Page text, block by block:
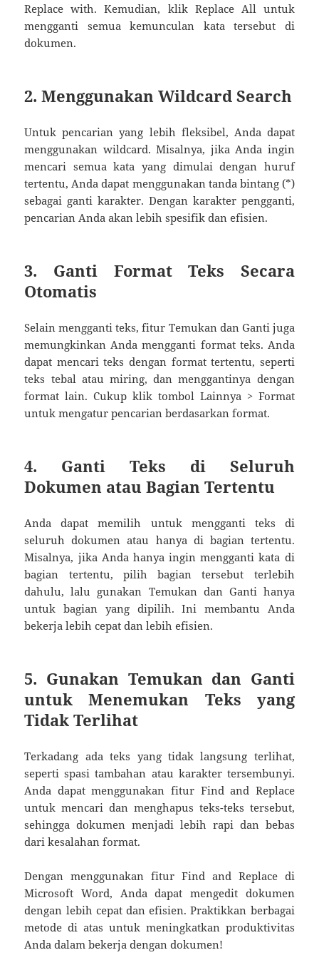
Replace with. Kemudian, klik Replace All untuk
mengganti semua kemunculan kata tersebut di
dokumen.
2. Menggunakan Wildcard Search
Untuk pencarian yang lebih fleksibel, Anda dapat
menggunakan wildcard. Misalnya, jika Anda ingin
mencari semua kata yang dimulai dengan huruf
tertentu, Anda dapat menggunakan tanda bintang (*)
sebagai ganti karakter. Dengan karakter pengganti,
pencarian Anda akan lebih spesifik dan efisien.
3. Ganti Format Teks Secara
Otomatis
Selain mengganti teks, fitur Temukan dan Ganti juga
memungkinkan Anda mengganti format teks. Anda
dapat mencari teks dengan format tertentu, seperti
teks tebal atau miring, dan menggantinya dengan
format lain. Cukup klik tombol Lainnya > Format
untuk mengatur pencarian berdasarkan format.
4. Ganti Teks di Seluruh
Dokumen atau Bagian Tertentu
Anda dapat memilih untuk mengganti teks di
seluruh dokumen atau hanya di bagian tertentu.
Misalnya, jika Anda hanya ingin mengganti kata di
bagian tertentu, pilih bagian tersebut terlebih
dahulu, lalu gunakan Temukan dan Ganti hanya
untuk bagian yang dipilih. Ini membantu Anda
bekerja lebih cepat dan lebih efisien.
5. Gunakan Temukan dan Ganti
untuk Menemukan Teks yang
Tidak Terlihat
Terkadang ada teks yang tidak langsung terlihat,
seperti spasi tambahan atau karakter tersembunyi.
Anda dapat menggunakan fitur Find and Replace
untuk mencari dan menghapus teks-teks tersebut,
sehingga dokumen menjadi lebih rapi dan bebas
dari kesalahan format.
Dengan menggunakan fitur Find and Replace di
Microsoft Word, Anda dapat mengedit dokumen
dengan lebih cepat dan efisien. Praktikkan berbagai
metode di atas untuk meningkatkan produktivitas
Anda dalam bekerja dengan dokumen!